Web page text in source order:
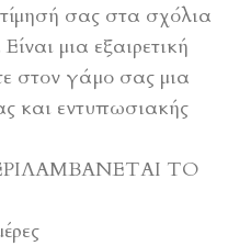
σας στα σχόλια
μια εξαιρετική
στον γάμο σας μια
και εντυπωσιακής
ΤΟ